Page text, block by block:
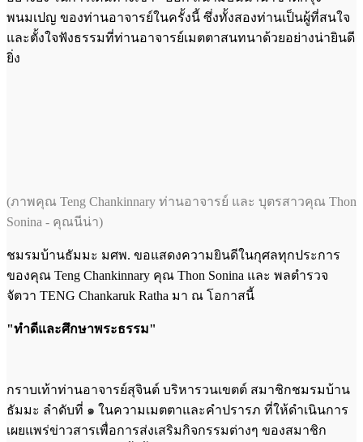
พนมเปญ ของท่านอาจารย์ในครั้งนี้ ซึ่งทั้งสองท่านเป็นผู้ที่สนใจ
และตั้งใจฟังธรรมที่ท่านอาจารย์เมตตาสนทนาด้วยอย่างน่ายินดี
ยิ่ง
(ภาพคุณ Teng Chankinnary ท่านอาจารย์ และ บุตรสาวคุณ Thon
Sonina - คุณนีน่า)
ชมรมบ้านธัมมะ มศพ. ขอแสดงความยินดีในกุศลทุกประการ
ของคุณ Teng Chankinnary คุณ Thon Sonina และ พลตำรวจ
จัตวา TENG Chankaruk Ratha มา ณ โอกาสนี้
"ทำดีและศึกษาพระธรรม"
กราบเท้าท่านอาจารย์สุจินต์ บริหารวนเขตต์ สมาชิกชมรมบ้าน
ธัมมะ ลำดับที่ ๑ ในความเมตตาและคำปรารภ ที่ให้ดำเนินการ
เผยแพร่ข่าวสารเพื่อการส่งเสริมกิจกรรมต่างๆ ของสมาชิก